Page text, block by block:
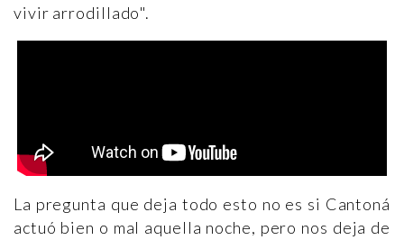
vivir arrodillado".
La pregunta que deja todo esto no es si Cantoná
actuó bien o mal aquella noche, pero nos deja de